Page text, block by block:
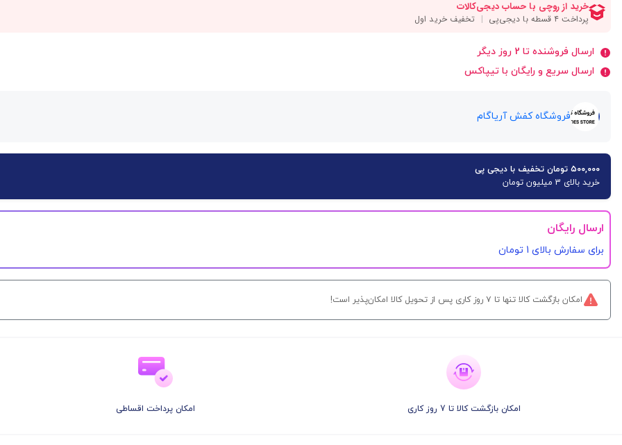
ارسال فروشنده تا 2 روز دیگر
ارسال سریع و رایگان با تیپاکس
فروشگاه کفش آریاگام
۵۰۰,۰۰۰ تومان تخفیف با دیجی پی
خرید بالای 3 میلیون تومان
ارسال رایگان
برای سفارش‌ بالای 1 تومان
امکان بازگشت کالا تنها تا ۷ روز کاری پس از تحویل کالا امکان‌پذیر است!
امکان بازگشت کالا تا 7 روز کاری امکان پرداخت اقساطی